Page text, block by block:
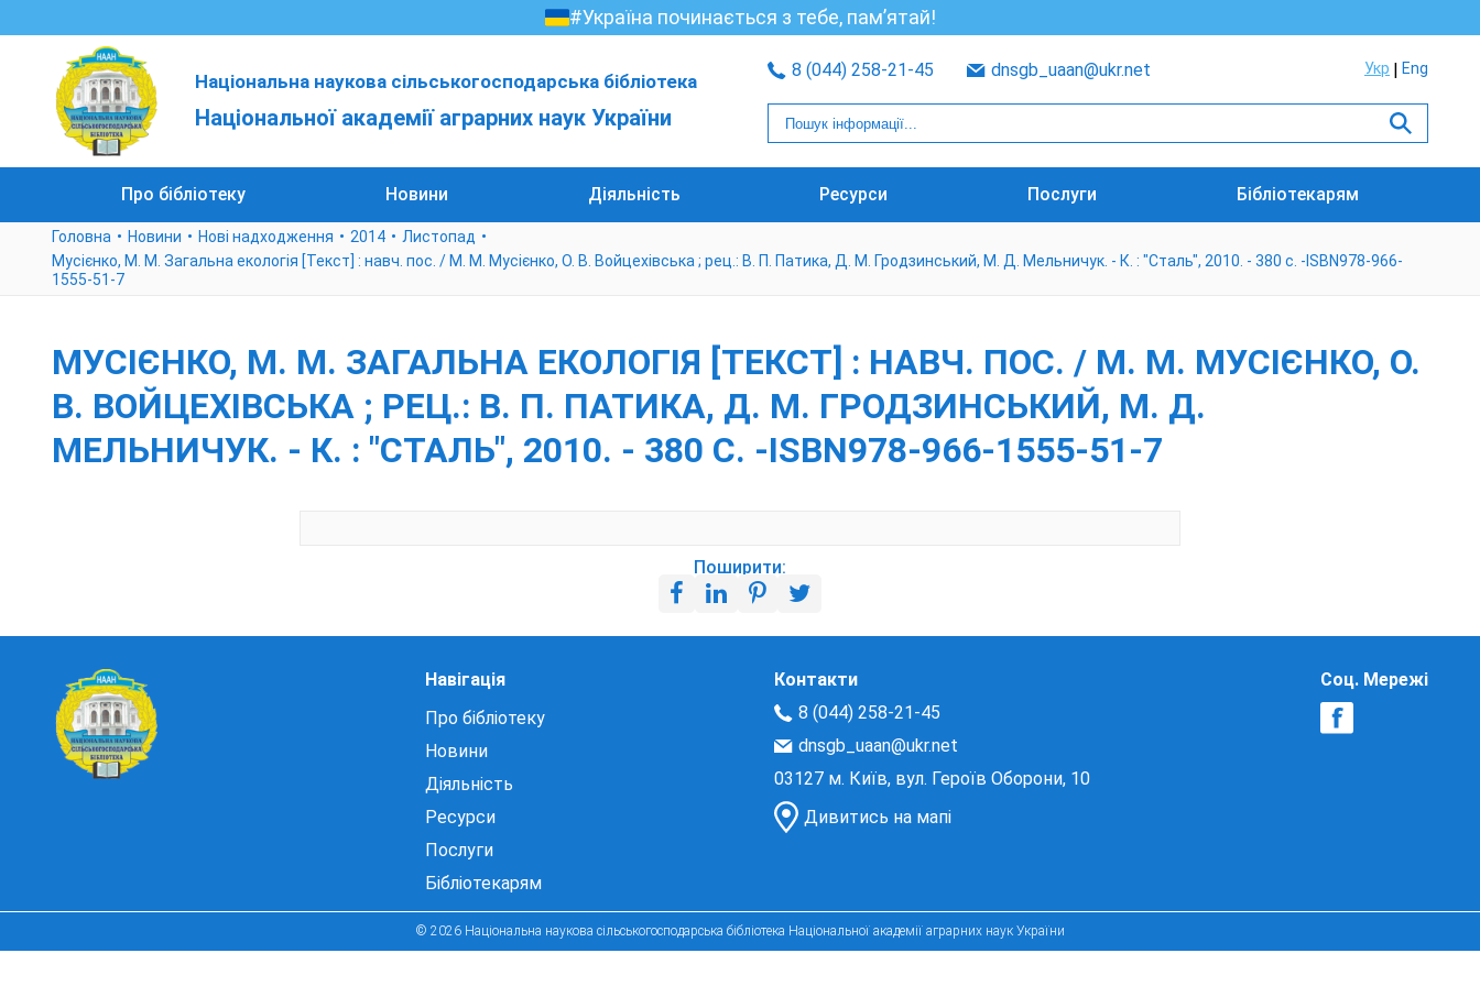
#Україна починається з тебе, пам’ятай!
Національна наукова сільськогосподарська бібліотека
Національної академії аграрних наук України
8 (044) 258-21-45 dnsgb_uaan@ukr.net Укр Eng
Про бібліотеку Новини Діяльність Ресурси Послуги Бібліотекарям
Головна Новини Нові надходження 2014
Листопад
Мусієнко, М. М. Загальна екологія [Текст] : навч. пос. / М. М. Мусієнко, О. В. Войцехівська ; рец.: В. П. Патика, Д. М. Гродзинський, М. Д. Мельничук. - К. : "Сталь", 2010. - 380 с. -ISBN978-966-
1555-51-7
МУСІЄНКО, М. М. ЗАГАЛЬНА ЕКОЛОГІЯ [ТЕКСТ] : НАВЧ. ПОС. / М. М. МУСІЄНКО, О.
В. ВОЙЦЕХІВСЬКА ; РЕЦ.: В. П. ПАТИКА, Д. М. ГРОДЗИНСЬКИЙ, М. Д.
МЕЛЬНИЧУК. - К. : "СТАЛЬ", 2010. - 380 С. -ISBN978-966-1555-51-7
Поширити:
Навігація
Про бібліотеку
Новини
Діяльність
Ресурси
Послуги
Бібліотекарям
Контакти
8 (044) 258-21-45
dnsgb_uaan@ukr.net
03127 м. Київ, вул. Героїв Оборони, 10
Дивитись на мапі
Соц. Мережі
© 2026 Національна наукова сільськогосподарська бібліотека Національної академії аграрних наук України